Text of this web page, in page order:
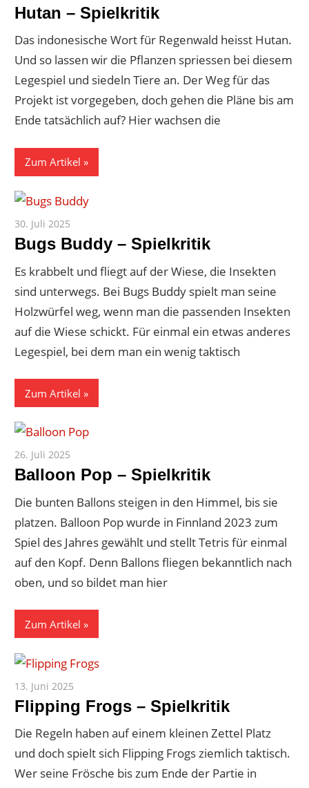
Hutan – Spielkritik
Das indonesische Wort für Regenwald heisst Hutan.
Und so lassen wir die Pflanzen spriessen bei diesem
Legespiel und siedeln Tiere an. Der Weg für das
Projekt ist vorgegeben, doch gehen die Pläne bis am
Ende tatsächlich auf? Hier wachsen die
Zum Artikel
30. Juli 2025
Bugs Buddy – Spielkritik
Es krabbelt und fliegt auf der Wiese, die Insekten
sind unterwegs. Bei Bugs Buddy spielt man seine
Holzwürfel weg, wenn man die passenden Insekten
auf die Wiese schickt. Für einmal ein etwas anderes
Legespiel, bei dem man ein wenig taktisch
Zum Artikel
26. Juli 2025
Balloon Pop – Spielkritik
Die bunten Ballons steigen in den Himmel, bis sie
platzen. Balloon Pop wurde in Finnland 2023 zum
Spiel des Jahres gewählt und stellt Tetris für einmal
auf den Kopf. Denn Ballons fliegen bekanntlich nach
oben, und so bildet man hier
Zum Artikel
13. Juni 2025
Flipping Frogs – Spielkritik
Die Regeln haben auf einem kleinen Zettel Platz
und doch spielt sich Flipping Frogs ziemlich taktisch.
Wer seine Frösche bis zum Ende der Partie in